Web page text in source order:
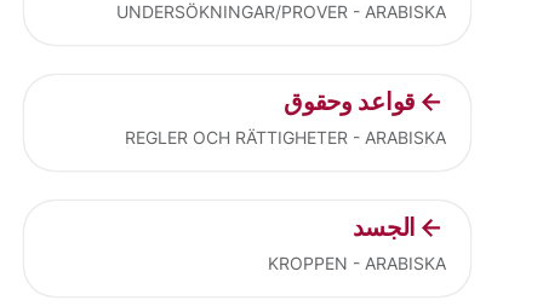
UNDERSÖKNINGAR/PROVER - ARABISKA
قواعد وحقوق
REGLER OCH RÄTTIGHETER - ARABISKA
الجسد
KROPPEN - ARABISKA